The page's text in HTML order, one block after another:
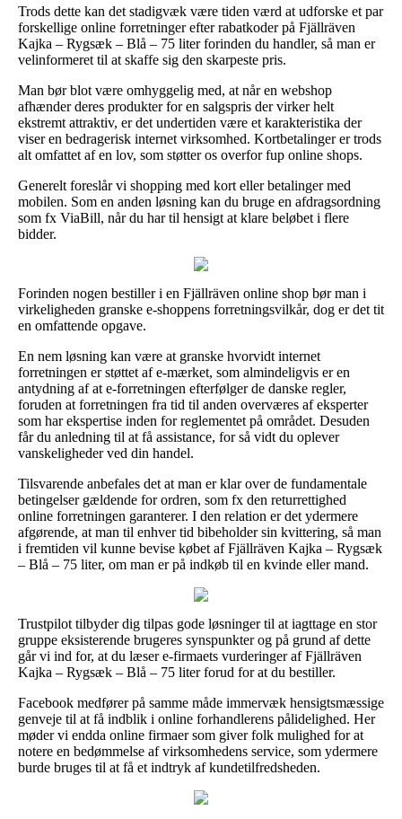
Trods dette kan det stadigvæk være tiden værd at udforske et par
forskellige online forretninger efter rabatkoder på Fjällräven
Kajka – Rygsæk – Blå – 75 liter forinden du handler, så man er
velinformeret til at skaffe sig den skarpeste pris.
Man bør blot være omhyggelig med, at når en webshop
afhænder deres produkter for en salgspris der virker helt
ekstremt attraktiv, er det undertiden være et karakteristika der
viser en bedragerisk internet virksomhed. Kortbetalinger er trods
alt omfattet af en lov, som støtter os overfor fup online shops.
Generelt foreslår vi shopping med kort eller betalinger med
mobilen. Som en anden løsning kan du bruge en afdragsordning
som fx ViaBill, når du har til hensigt at klare beløbet i flere
bidder.
Forinden nogen bestiller i en Fjällräven online shop bør man i
virkeligheden granske e-shoppens forretningsvilkår, dog er det tit
en omfattende opgave.
En nem løsning kan være at granske hvorvidt internet
forretningen er støttet af e-mærket, som almindeligvis er en
antydning af at e-forretningen efterfølger de danske regler,
foruden at forretningen fra tid til anden overværes af eksperter
som har ekspertise inden for reglementet på området. Desuden
får du anledning til at få assistance, for så vidt du oplever
vanskeligheder ved din handel.
Tilsvarende anbefales det at man er klar over de fundamentale
betingelser gældende for ordren, som fx den returrettighed
online forretningen garanterer. I den relation er det ydermere
afgørende, at man til enhver tid bibeholder sin kvittering, så man
i fremtiden vil kunne bevise købet af Fjällräven Kajka – Rygsæk
– Blå – 75 liter, om man er på indkøb til en kvinde eller mand.
Trustpilot tilbyder dig tilpas gode løsninger til at iagttage en stor
gruppe eksisterende brugeres synspunkter og på grund af dette
går vi ind for, at du læser e-firmaets vurderinger af Fjällräven
Kajka – Rygsæk – Blå – 75 liter forud for at du bestiller.
Facebook medfører på samme måde immervæk hensigtsmæssige
genveje til at få indblik i online forhandlerens pålidelighed. Her
møder vi endda online firmaer som giver folk mulighed for at
notere en bedømmelse af virksomhedens service, som ydermere
burde bruges til at få et indtryk af kundetilfredsheden.